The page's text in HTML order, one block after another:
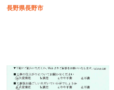
長野県長野市